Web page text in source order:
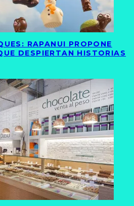
RAPANUI PROPONE
DESPIERTAN HISTORIAS